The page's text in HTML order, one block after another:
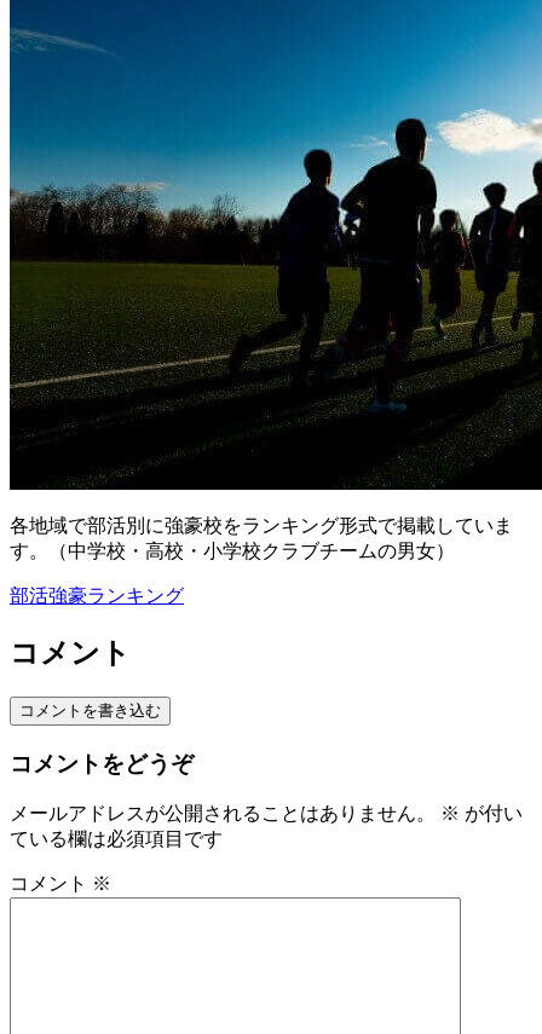
各地域で部活別に強豪校をランキング形式で掲載していま
す。（中学校・高校・小学校クラブチームの男女）
部活強豪ランキング
コメント
コメントを書き込む
コメントをどうぞ
メールアドレスが公開されることはありません。 ※ が付い
ている欄は必須項目です
コメント ※